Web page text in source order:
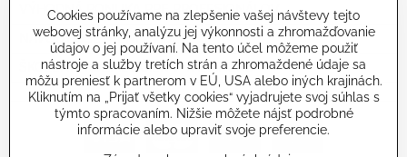
VÝHODNÁ PONUKA PRE PROFESIONÁLOV
NÁVODY OŠETRENÍ - VIDEÁ
ŠKOLENIE KOZMETIČIEK V TALIANSKU
Cookies používame na zlepšenie vašej návštevy tejto
webovej stránky, analýzu jej výkonnosti a zhromažďovanie
údajov o jej používaní. Na tento účel môžeme použiť
nástroje a služby tretích strán a zhromaždené údaje sa
môžu preniesť k partnerom v EÚ, USA alebo iných krajinách.
Kliknutím na „Prijať všetky cookies“ vyjadrujete svoj súhlas s
týmto spracovaním. Nižšie môžete nájsť podrobné
informácie alebo upraviť svoje preferencie.